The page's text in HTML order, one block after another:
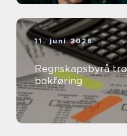
11. juni 2026
Regnskapsbyrå trondheim
bokføring